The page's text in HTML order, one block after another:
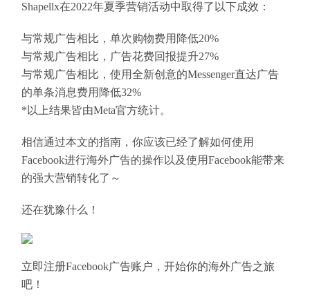
Shapellx在2022年夏季营销活动中取得了以下成效：
与常规广告相比，单次购物费用降低20%
与常规广告相比，广告花费回报提升27%
与常规广告相比，使用全新创意的Messenger直达广告
的单条消息费用降低32%
*以上结果皆由Meta官方统计。
相信通过本文的指南，你应该已经了解如何使用
Facebook进行海外广告的操作以及使用Facebook能带来
的强大营销转化了～
还在犹豫什么！
立即注册Facebook广告账户，开始你的海外广告之旅
吧！